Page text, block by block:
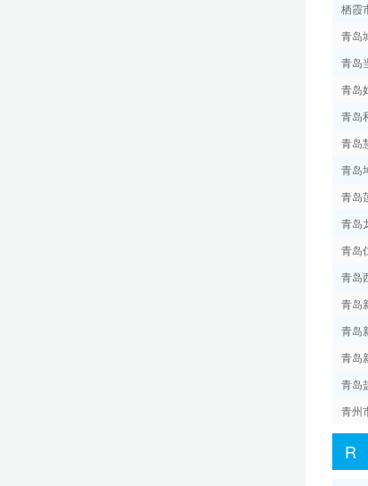
栖霞
青岛
青岛
青岛
青岛
青岛
青岛
青岛
青岛
青岛
青岛
青岛
青岛
青岛
青岛
青州
R